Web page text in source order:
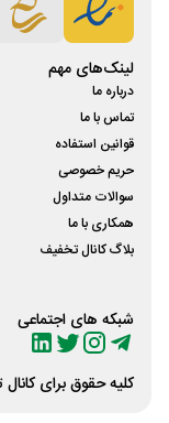
لینک‌های مهم
درباره ما
تماس با ما
قوانین استفاده
حریم خصوصی
سوالات متداول
همکاری با ما
بلاگ کانال تخفیف
شبکه های اجتماعی
کلیه حقوق برای